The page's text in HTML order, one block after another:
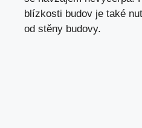
blízkosti budov je také
od stěny budovy.